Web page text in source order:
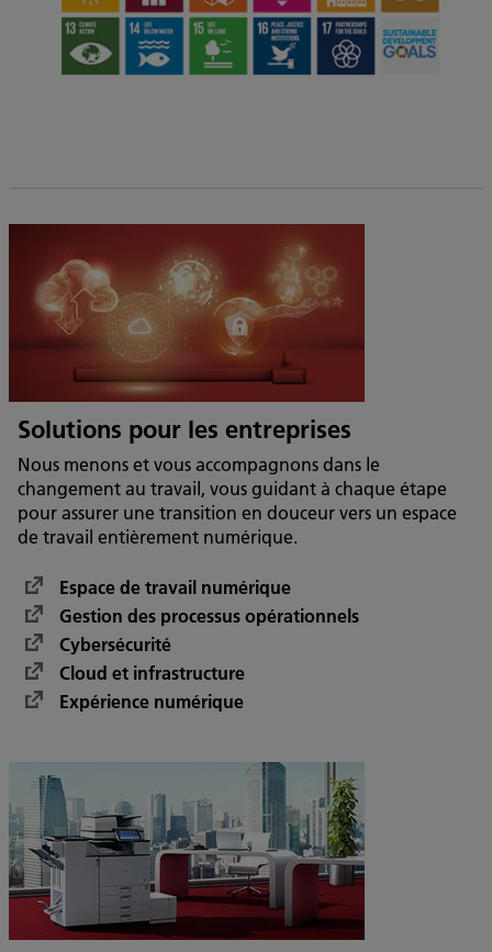
Solutions pour les entreprises
Nous menons et vous accompagnons dans le
changement au travail, vous guidant à chaque étape
pour assurer une transition en douceur vers un espace
de travail entièrement numérique.
Espace de travail numérique
Gestion des processus opérationnels
Cybersécurité
Cloud et infrastructure
Expérience numérique